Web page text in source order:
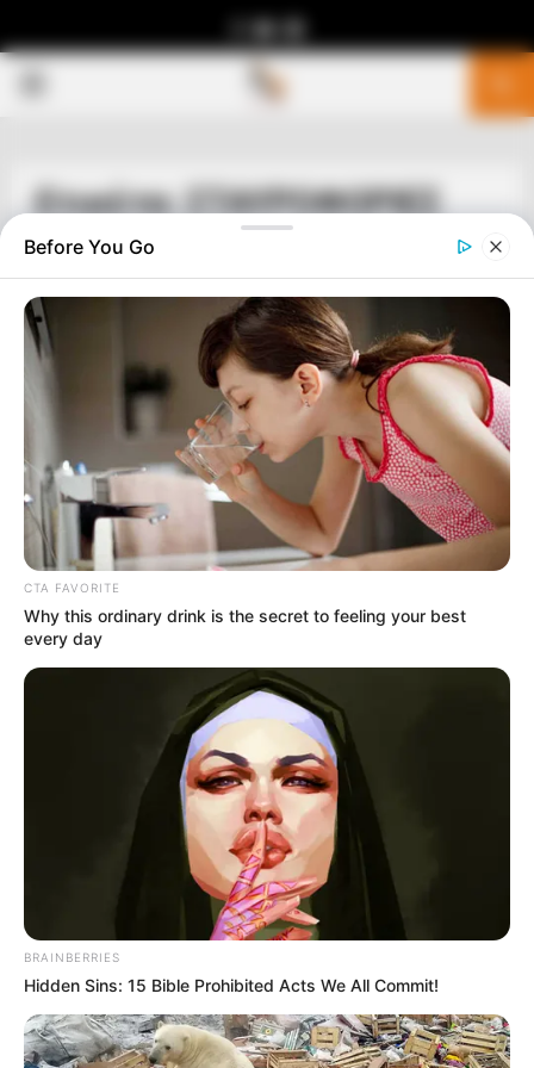
Ετικέτα: ΣΤΑΥΡΟΦΟΡΙΕΣ
ΑΠΟΨΕΙΣ ΔΙΕΘΝΗ
Οι κυρώσεις των ΗΠΑ είναι το σύγχρονο
ισοδύναμο του Παπικού αφορισμού.
Ιστορικό παράλληλο Σταυροφοριών και
νυν Διεθνούς Τάξης πραγμάτων.!
O καθηγητής Michael Hudson: οι κυρώσεις των ΗΠΑ είναι το
σύγχρονο ισοδύναμο του Παπικού αφορισμού. Ιστορικό
παράλληλο Σταυροφοριών και νυν Διεθνούς Τάξης
πραγμάτων.! Στο τέλος...
Before You Go
CTA FAVORITE
Why this ordinary drink is the secret to feeling your best
every day
BRAINBERRIES
Hidden Sins: 15 Bible Prohibited Acts We All Commit!